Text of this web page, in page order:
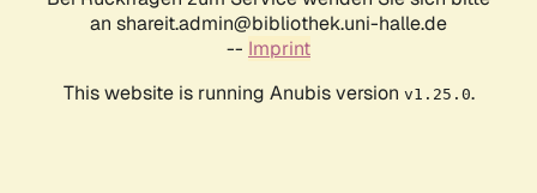
an shareit.admin@bibliothek.uni-halle.de
-- Imprint
This website is running Anubis version v1.25.0.